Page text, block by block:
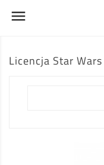

Licencja Star Wars